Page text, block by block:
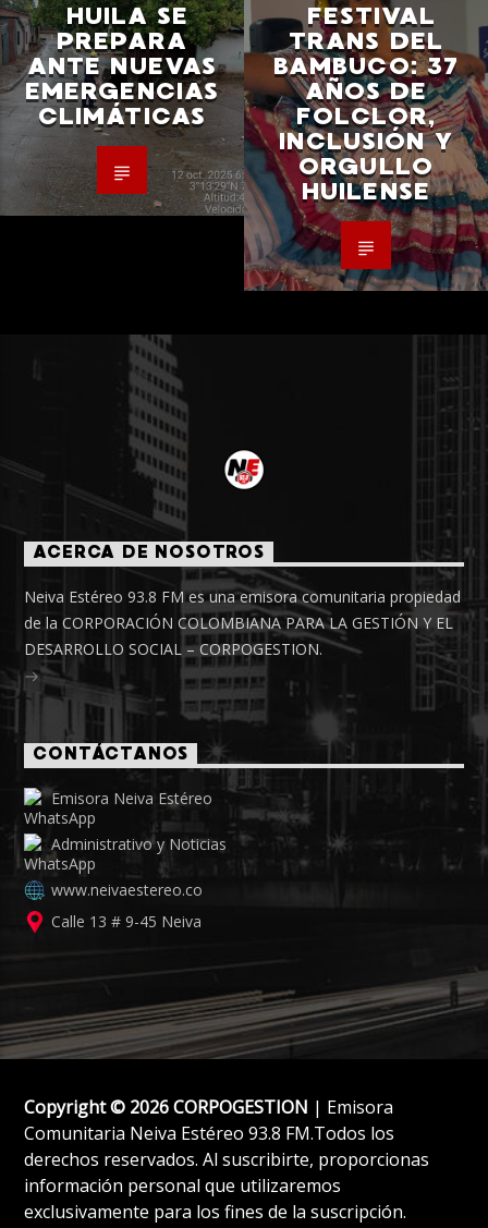
HUILA SE
PREPARA
ANTE NUEVAS
EMERGENCIAS
CLIMÁTICAS
FESTIVAL
TRANS DEL
BAMBUCO: 37
AÑOS DE
FOLCLOR,
INCLUSIÓN Y
ORGULLO
HUILENSE
ACERCA DE NOSOTROS
Neiva Estéreo 93.8 FM es una emisora comunitaria propiedad
de la CORPORACIÓN COLOMBIANA PARA LA GESTIÓN Y EL
DESARROLLO SOCIAL – CORPOGESTION.
CONTÁCTANOS
Emisora Neiva Estéreo
Administrativo y Noticias
www.neivaestereo.co
Calle 13 # 9-45 Neiva
Copyright © 2026 CORPOGESTION | Emisora
Comunitaria Neiva Estéreo 93.8 FM.Todos los
derechos reservados. Al suscribirte, proporcionas
información personal que utilizaremos
exclusivamente para los fines de la suscripción.